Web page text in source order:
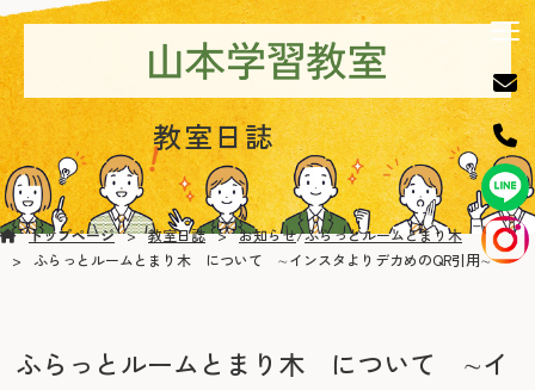
教室日誌
トップページ 教室日誌 お知らせ/ふらっとルームとまり木
ふらっとルームとまり木 について ∼インスタよりデカめのQR引用∼
ふらっとルームとまり木 について ∼イ